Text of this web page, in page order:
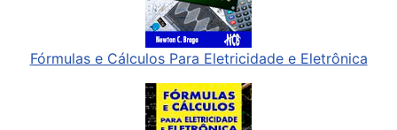
Fórmulas e Cálculos Para Eletricidade e Eletrônica